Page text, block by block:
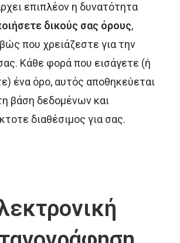
επιπλέον η δυνατότητα
δικούς σας όρους,
που χρειάζεστε για την
Κάθε φορά που εισάγετε (ή
ένα όρο, αυτός αποθηκεύεται
βάση δεδομένων και
διαθέσιμος για σας.